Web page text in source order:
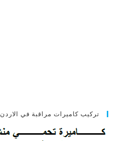
تركيب كاميرات مراقبة في الاردن